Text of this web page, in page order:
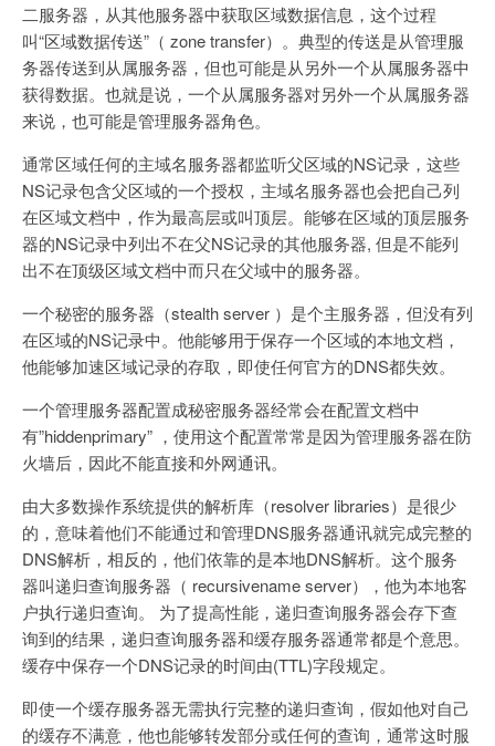
二服务器，从其他服务器中获取区域数据信息，这个过程
叫“区域数据传送”（ zone transfer）。典型的传送是从管理服
务器传送到从属服务器，但也可能是从另外一个从属服务器中
获得数据。也就是说，一个从属服务器对另外一个从属服务器
来说，也可能是管理服务器角色。
通常区域任何的主域名服务器都监听父区域的NS记录，这些
NS记录包含父区域的一个授权，主域名服务器也会把自己列
在区域文档中，作为最高层或叫顶层。能够在区域的顶层服务
器的NS记录中列出不在父NS记录的其他服务器, 但是不能列
出不在顶级区域文档中而只在父域中的服务器。
一个秘密的服务器（stealth server ）是个主服务器，但没有列
在区域的NS记录中。他能够用于保存一个区域的本地文档，
他能够加速区域记录的存取，即使任何官方的DNS都失效。
一个管理服务器配置成秘密服务器经常会在配置文档中
有”hiddenprimary” ，使用这个配置常常是因为管理服务器在防
火墙后，因此不能直接和外网通讯。
由大多数操作系统提供的解析库（resolver libraries）是很少
的，意味着他们不能通过和管理DNS服务器通讯就完成完整的
DNS解析，相反的，他们依靠的是本地DNS解析。这个服务
器叫递归查询服务器（ recursivename server），他为本地客
户执行递归查询。 为了提高性能，递归查询服务器会存下查
询到的结果，递归查询服务器和缓存服务器通常都是个意思。
缓存中保存一个DNS记录的时间由(TTL)字段规定。
即使一个缓存服务器无需执行完整的递归查询，假如他对自己
的缓存不满意，他也能够转发部分或任何的查询，通常这时服